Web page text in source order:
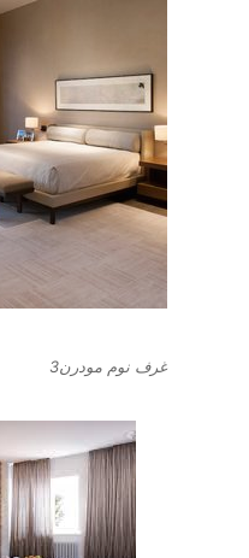
غرف نوم مودرن3